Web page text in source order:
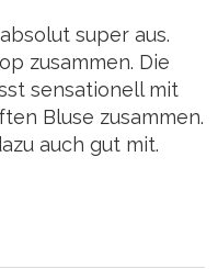
super aus.
zusammen. Die
sensationell mit
Bluse zusammen.
auch gut mit.